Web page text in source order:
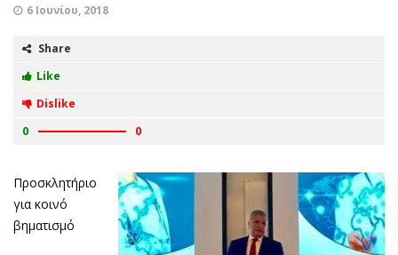
6 Ιουνίου, 2018
Share
Like
Dislike
0
0
Προσκλητήριο
για κοινό
βηματισμό